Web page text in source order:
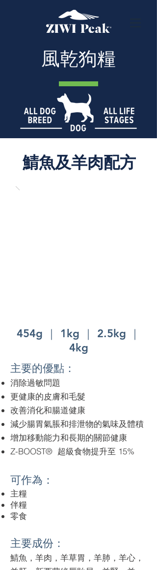
風乾狗糧
鯖魚及羊肉配方
454g ｜ 1kg ｜ 2.5kg ｜
4kg
主要的優點：
消除過敏問題
更健康的皮膚和毛髮
改善消化和腸道健康
減少腸胃氣脹和排泄物的氣味及體積
增加移動能力和長期的關節健康
Z-BOOST® 超級食物提升至 15%
可作為：
主糧
伴糧​
零食
主要成份：
鯖魚，羊肉，羊草胃，羊肺，羊心，